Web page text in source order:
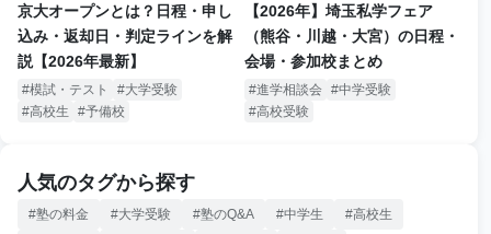
京大オープンとは？日程・申し
込み・返却日・判定ラインを解
説【2026年最新】
模試・テスト
大学受験
高校生
予備校
【2026年】埼玉私学フェア
（熊谷・川越・大宮）の日程・
会場・参加校まとめ
進学相談会
中学受験
高校受験
人気のタグから探す
塾の料金 大学受験 塾のQ&A 中学生
高校生